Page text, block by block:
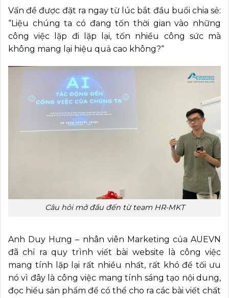
Vấn đề được đặt ra ngay từ lúc bắt đầu buổi chia sẻ:
“Liệu chúng ta có đang tốn thời gian vào những
công việc lặp đi lặp lại, tốn nhiều công sức mà
không mang lại hiệu quả cao không?“
Câu hỏi mở đầu đến từ team HR-MKT
Anh Duy Hưng – nhân viên Marketing của AUEVN
đã chỉ ra quy trình viết bài website là công việc
mang tính lặp lại rất nhiều nhất, rất khó để tối ưu
nó vì đây là công việc mang tính sáng tạo nội dung,
đọc hiểu sản phẩm để có thể cho ra các bài viết chất